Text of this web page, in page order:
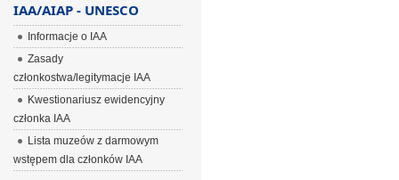
IAA/AIAP - UNESCO
Informacje o IAA
Zasady
członkostwa/legitymacje IAA
Kwestionariusz ewidencyjny
członka IAA
Lista muzeów z darmowym
wstępem dla członków IAA